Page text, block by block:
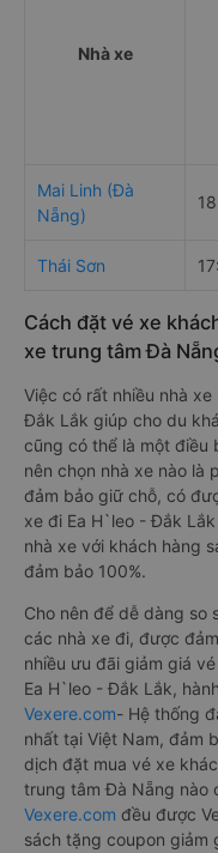
Nhà xe
Mai Linh (Đà
Nẵng)
Thái Sơn
Cách đặt vé xe
xe trung tâm Đà
Việc có rất nhiều nhà
Đắk Lắk giúp cho du
cũng có thể là một điều
nên chọn nhà xe nào là
đảm bảo giữ chỗ, có
xe đi Ea H`leo - Đắk
nhà xe với khách hàng
đảm bảo 100%.
Cho nên để dễ dàng so
các nhà xe đi, được
nhiều ưu đãi giảm giá
Ea H`leo - Đắk Lắk,
Vexere.com- Hệ thống
nhất tại Việt Nam, đảm
dịch đặt mua vé xe
trung tâm Đà Nẵng nào
Vexere.com đều được
sách tặng coupon giảm